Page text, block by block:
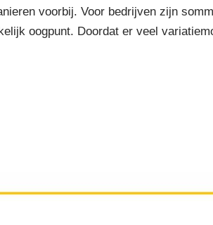
voorbij. Voor bedrijven zijn
oogpunt. Doordat er veel